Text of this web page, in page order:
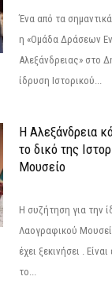
Ένα από τα
η «Ομάδα Δράσεων
Αλεξάνδρειας» στο
ίδρυση Ιστορικού...
Η Αλεξάνδρεια
το δικό της
Μουσείο
Η συζήτηση για την
Λαογραφικού
έχει ξεκινήσει .
το...